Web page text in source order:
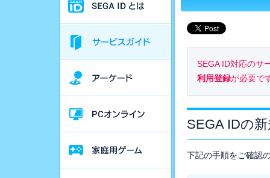
SEGA ID対応のサ
利用登録が必要で
SEGA IDの
下記の手順をご確認